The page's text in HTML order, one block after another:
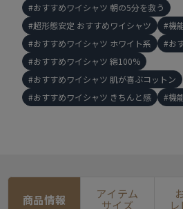
おすすめワイシャツ 朝の5分を救う
超形態安定 おすすめワイシャツ
機
おすすめワイシャツ ホワイト系
お
おすすめワイシャツ 綿100%
おすすめワイシャツ 肌が喜ぶコットン
おすすめワイシャツ きちんと感
機
商品情報 アイテム
サイズ